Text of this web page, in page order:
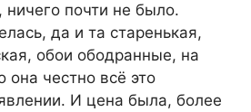
ничего почти не было.
да и та старенькая,
обои ободранные, на
она честно всё это
И цена была, более